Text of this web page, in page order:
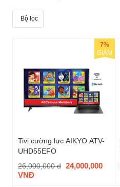
Bộ lọc
Tivi cường lực AIKYO ATV-
UHD55EFO
26,000,000 đ 24,000,000
VNĐ
7%
GIẢM